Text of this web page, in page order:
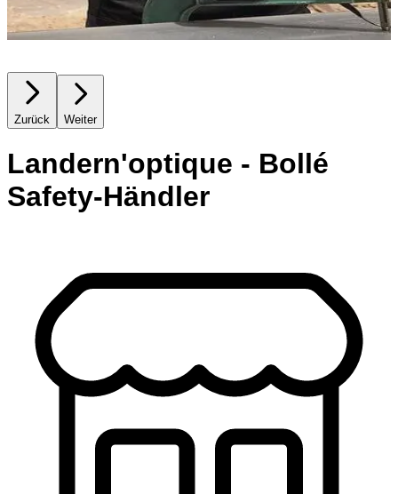
Zurück Weiter
Landern'optique - Bollé
Safety-Händler